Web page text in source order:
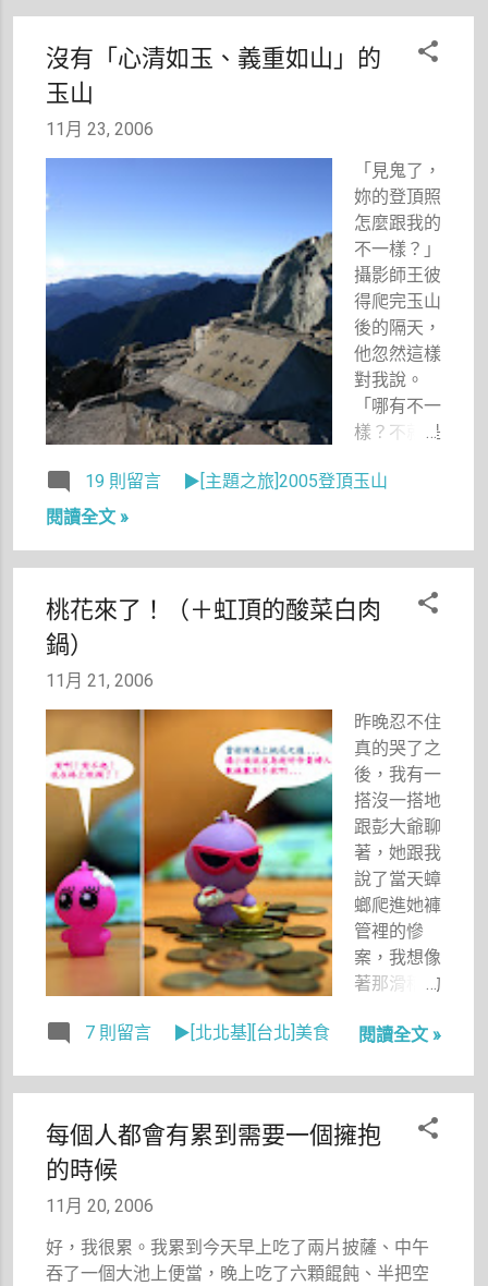
種很怪的味
道（不要問
我，那妳還
想到出乎意
外的好喝，
冰沙是薰衣
草口味，淡
淡的、很
雅。裡頭有
一些水果
丁，如荔
枝、葡萄柚
等。跟我想
的完全不一
為是水果口
些薰衣草，
很噁心的感
覺。哈哈
令我忽然覺
得心情好沉
重，很想看
在太殘忍
了。在中視
討論區上，
看到許多已
經看完全片
的網友特別
交代：面紙
要多準備幾
張，要準備
冰敷用品，
下週一週二
會腫到不能
了、飆淚飆
到呼吸困
我一定會哭
的浠哩嘩啦
的！而且看
完預告後，
我竟然有全
身發冷的感
覺。
沒有「心清如玉、義重如山」的
玉山
11月 23, 2006
「見鬼了，
妳的登頂照
怎麼跟我的
不一樣？」
攝影師王彼
得爬完玉山
後的隔天，
他忽然這樣
對我說。
「哪有不一
樣？不就是
較好，你的
答。 「看
清楚。」我
可以想像他
了雙眼，再
仔細看了一
下他的照
片，沒想
到，原本
「心清如
玉、義重如
山」的碑竟
然變成了一
塊用英文寫
著玉山的石
簡直醜到了
玉、義重如
山」勒？怎
19 則留言
▶[主題之旅]2005登頂玉山
閱讀全文 »
桃花來了！（＋虹頂的酸菜白肉
鍋）
11月 21, 2006
昨晚忍不住
真的哭了之
後，我有一
搭沒一搭地
跟彭大爺聊
著，她跟我
說了當天蟑
螂爬進她褲
管裡的慘
案，我想像
著那滑稽的
又安慰她，
果壁虎爬進
我的褲管，
我應該會口
怕極了壁虎
這玩意。
7 則留言 ▶[北北基][台北]美食 閱讀全文 »
每個人都會有累到需要一個擁抱
的時候
11月 20, 2006
好，我很累。我累到今天早上吃了兩片披薩、中午
吞了一個大池上便當，晚上吃了六顆餛飩、半把空